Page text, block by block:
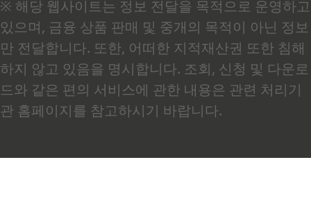
※ 해당 웹사이트는 정보 전달을 목적으로 운영하고
있으며, 금융 상품 판매 및 중개의 목적이 아닌 정보
만 전달합니다. 또한, 어떠한 지적재산권 또한 침해
하지 않고 있음을 명시합니다. 조회, 신청 및 다운로
드와 같은 편의 서비스에 관한 내용은 관련 처리기
관 홈페이지를 참고하시기 바랍니다.